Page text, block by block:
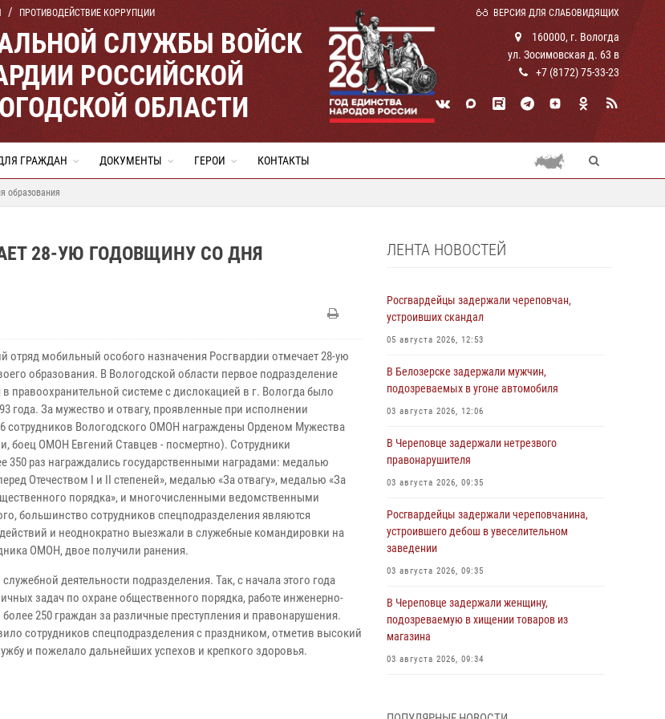
ПРОТИВОДЕЙСТВИЕ КОРРУПЦИИ ВЕРСИЯ ДЛЯ СЛАБОВИДЯЩИХ
СЛУЖБЫ ВОЙСК
РОССИЙСКОЙ
ОБЛАСТИ
160000, г. Вологда
ул. Зосимовская д. 63 в
+7 (8172) 75-33-23
ГРАЖДАН ДОКУМЕНТЫ ГЕРОИ КОНТАКТЫ
образования
28-УЮ ГОДОВЩИНУ СО ДНЯ
отряд мобильный особого назначения Росгвардии отмечает 28-ую
образования. В Вологодской области первое подразделение
правоохранительной системе с дислокацией в г. Вологда было
года. За мужество и отвагу, проявленные при исполнении
сотрудников Вологодского ОМОН награждены Орденом Мужества
боец ОМОН Евгений Ставцев - посмертно). Сотрудники
350 раз награждались государственными наградами: медалью
Отечеством I и II степеней», медалью «За отвагу», медалью «За
порядка», и многочисленными ведомственными
большинство сотрудников спецподразделения являются
и неоднократно выезжали в служебные командировки на
ОМОН, двое получили ранения.
деятельности подразделения. Так, с начала этого года
задач по охране общественного порядка, работе инженерно-
250 граждан за различные преступления и правонарушения.
сотрудников спецподразделения с праздником, отметив высокий
и пожелало дальнейших успехов и крепкого здоровья.
ЛЕНТА НОВОСТЕЙ
Росгвардейцы задержали череповчан,
устроивших скандал
05 августа 2026, 12:53
В Белозерске задержали мужчин,
подозреваемых в угоне автомобиля
03 августа 2026, 12:06
В Череповце задержали нетрезвого
правонарушителя
03 августа 2026, 09:35
Росгвардейцы задержали череповчанина,
устроившего дебош в увеселительном
заведении
03 августа 2026, 09:35
В Череповце задержали женщину,
подозреваемую в хищении товаров из
магазина
03 августа 2026, 09:34